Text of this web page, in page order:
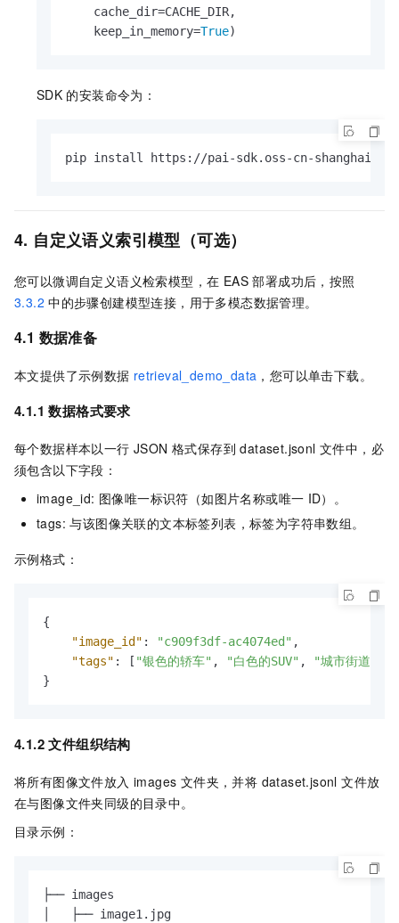
    cache_dir=CACHE_DIR,
    keep_in_memory=
True)
SDK 的安装命令为：
pip install https://pai-sdk.oss-cn-
4. 自定义语义索引模型（可选）
您可以微调自定义语义检索模型，在 EAS 部署成功后，按照
3.3.2 中的步骤创建模型连接，用于多模态数据管理。
4.1 数据准备
本文提供了示例数据 retrieval_demo_data ，您可以单击下载。
4.1.1 数据格式要求
每个数据样本以一行 JSON 格式保存到 dataset.jsonl 文件中，必
须包含以下字段：
image_id: 图像唯一标识符（如图片名称或唯一 ID）。
tags: 与该图像关联的文本标签列表，标签为字符串数组。
示例格式：
{
"image_id" : "c909f3df-ac4074ed" ,
"tags" : [ "银色的轿车" , "白色的SUV" , "城市街道"
}
4.1.2 文件组织结构
将所有图像文件放入 images 文件夹，并将 dataset.jsonl 文件放
在与图像文件夹同级的目录中。
目录示例：
├── images
│   ├── image1.jpg